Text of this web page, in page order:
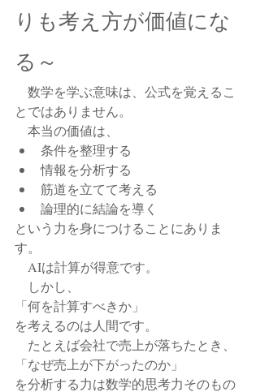
りも考え方が価値にな
る～
数学を学ぶ意味は、公式を覚えるこ
とではありません。
本当の価値は、
条件を整理する
情報を分析する
筋道を立てて考える
論理的に結論を導く
という力を身につけることにありま
す。
AIは計算が得意です。
しかし、
「何を計算すべきか」
を考えるのは人間です。
たとえば会社で売上が落ちたとき、
「なぜ売上が下がったのか」
を分析する力は数学的思考力そのもの